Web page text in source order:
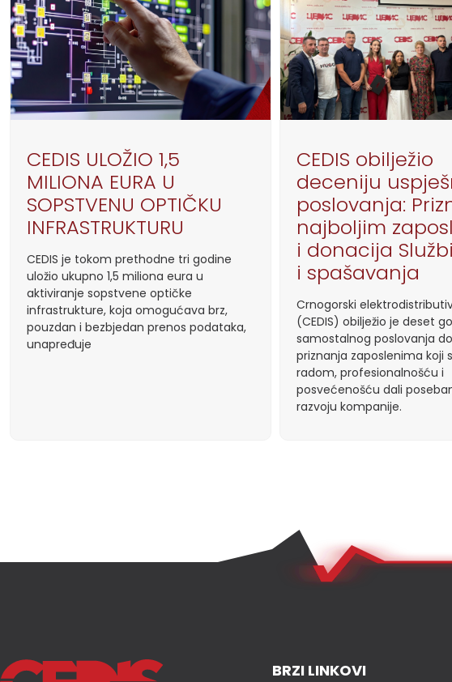
CEDIS ULOŽIO 1,5
MILIONA EURA U
SOPSTVENU OPTIČKU
INFRASTRUKTURU
CEDIS je tokom prethodne tri godine
uložio ukupno 1,5 miliona eura u
aktiviranje sopstvene optičke
infrastrukture, koja omogućava brz,
pouzdan i bezbjedan prenos podataka,
unapređuje
CEDIS obilježio
deceniju
poslovanja:
najboljim
i donacija
i spašavanja
Crnogorski
(CEDIS) obilježio je deset
samostalnog poslovanja
priznanja zaposlenima koji
radom, profesionalnošću i
posvećenošću dali
razvoju kompanije.
BRZI LINKOVI